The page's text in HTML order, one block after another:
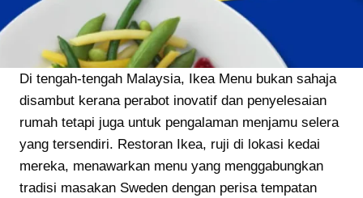
Di tengah-tengah Malaysia, Ikea Menu bukan sahaja
disambut kerana perabot inovatif dan penyelesaian
rumah tetapi juga untuk pengalaman menjamu selera
yang tersendiri. Restoran Ikea, ruji di lokasi kedai
mereka, menawarkan menu yang menggabungkan
tradisi masakan Sweden dengan perisa tempatan